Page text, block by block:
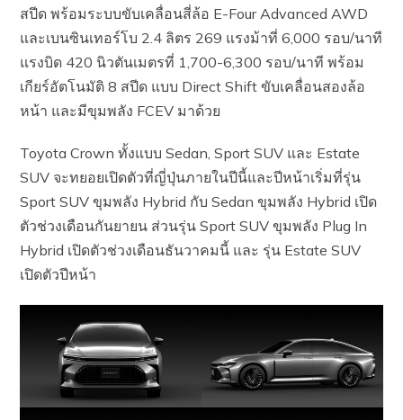
สปีด พร้อมระบบขับเคลื่อนสี่ล้อ E-Four Advanced AWD
และเบนซินเทอร์โบ 2.4 ลิตร 269 แรงม้าที่ 6,000 รอบ/นาที
แรงบิด 420 นิวตันเมตรที่ 1,700-6,300 รอบ/นาที พร้อม
เกียร์อัตโนมัติ 8 สปีด แบบ Direct Shift ขับเคลื่อนสองล้อ
หน้า และมีขุมพลัง FCEV มาด้วย
Toyota Crown ทั้งแบบ Sedan, Sport SUV และ Estate
SUV จะทยอยเปิดตัวที่ญี่ปุ่นภายในปีนี้และปีหน้าเริ่มที่รุ่น
Sport SUV ขุมพลัง Hybrid กับ Sedan ขุมพลัง Hybrid เปิด
ตัวช่วงเดือนกันยายน ส่วนรุ่น Sport SUV ขุมพลัง Plug In
Hybrid เปิดตัวช่วงเดือนธันวาคมนี้ และ รุ่น Estate SUV
เปิดตัวปีหน้า